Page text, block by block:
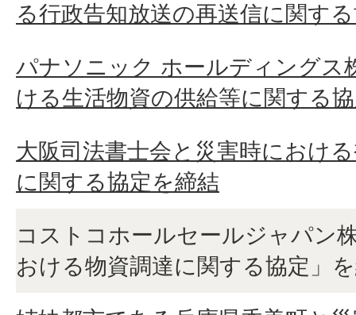
る行政告知放送の再送信に関す
パナソニック ホールディングス
ける生活物資の供給等に関する
大阪司法書士会と災害時におけ
に関する協定を締結
コストコホールセールジャパン
おける物資調達に関する協定」